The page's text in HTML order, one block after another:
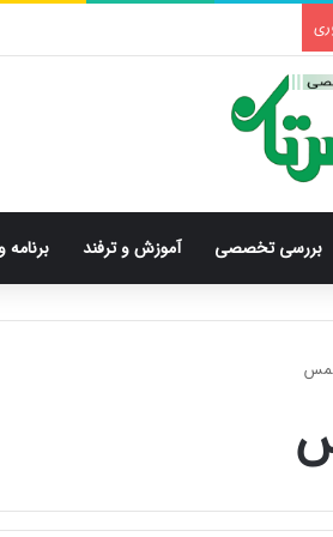
بررسی‌ تخصصی آموزش و ترفند برنامه